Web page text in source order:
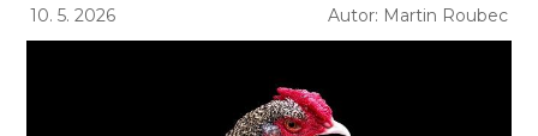
10. 5. 2026 Autor: Martin Roubec